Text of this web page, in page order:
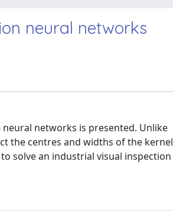
neural networks
networks is presented. Unlike
the centres and widths of the kernel
solve an industrial visual inspection